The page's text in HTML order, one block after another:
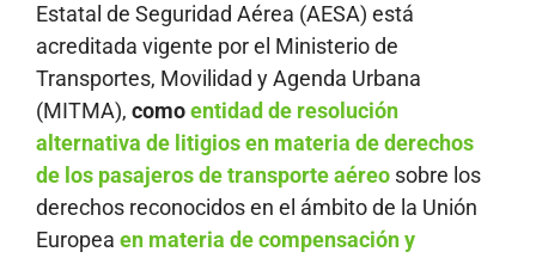
Estatal de Seguridad Aérea (AESA) está
acreditada vigente por el Ministerio de
Transportes, Movilidad y Agenda Urbana
(MITMA), comoentidad de resolución
alternativa de litigios en materia de derechos
de los pasajeros de transporte aéreo sobre los
derechos reconocidos en el ámbito de la Unión
Europea en materia de compensación y